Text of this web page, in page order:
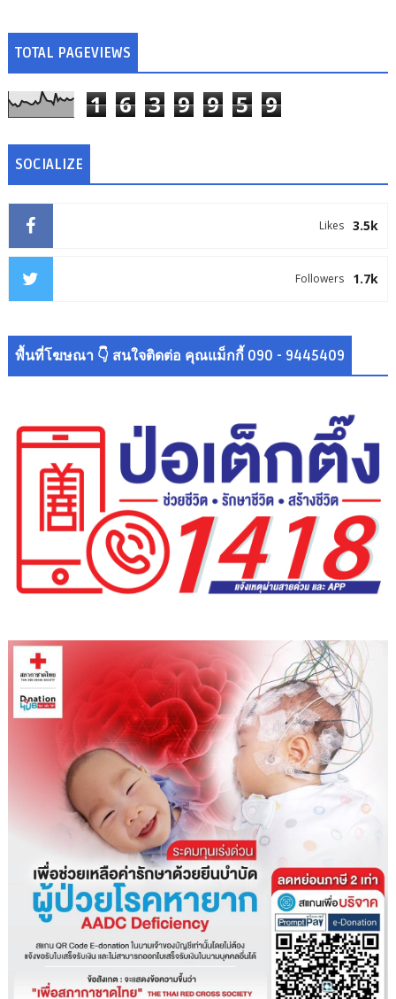
TOTAL PAGEVIEWS
1 6 3 9 9 5 9
SOCIALIZE
3.5k
Likes
1.7k
Followers
พื้นที่โฆษณา 👇 สนใจติดต่อ คุณแม็กกี้ 090 - 9445409